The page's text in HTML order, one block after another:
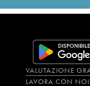
VALUTAZIONE
LAVORA CON NOI